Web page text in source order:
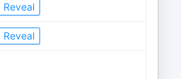
Reveal
Reveal